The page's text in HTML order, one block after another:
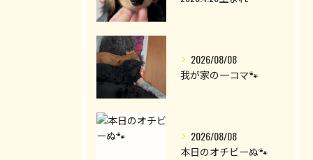
2026/08/08
我が家の一コマ🐾
2026/08/08
本日のオチビーぬ🐾